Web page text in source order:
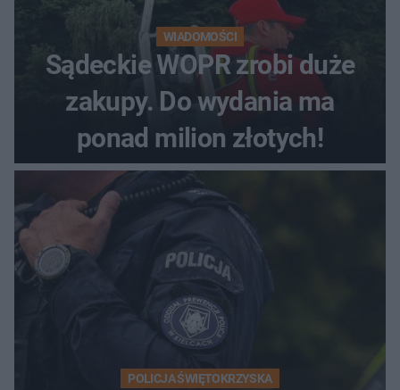
WIADOMOŚCI
Sądeckie WOPR zrobi duże
zakupy. Do wydania ma
ponad milion złotych!
POLICJA ŚWIĘTOKRZYSKA